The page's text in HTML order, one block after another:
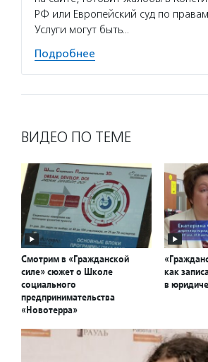
РФ или Европейский суд по
Услуги могут быть…
Подробнее
ВИДЕО ПО ТЕМЕ
Смотрим в «Гражданской
силе» сюжет о Школе
социального
предпринимательства
«Новотерра»
как
в